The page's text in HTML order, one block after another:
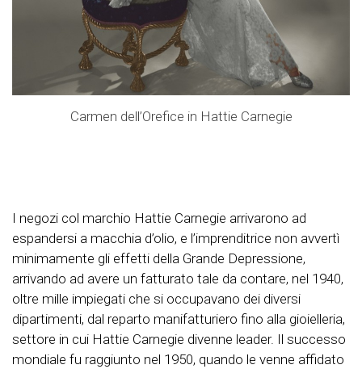
Carmen dell’Orefice in Hattie Carnegie
I negozi col marchio Hattie Carnegie arrivarono ad
espandersi a macchia d’olio, e l’imprenditrice non avvertì
minimamente gli effetti della Grande Depressione,
arrivando ad avere un fatturato tale da contare, nel 1940,
oltre mille impiegati che si occupavano dei diversi
dipartimenti, dal reparto manifatturiero fino alla gioielleria,
settore in cui Hattie Carnegie divenne leader. Il successo
mondiale fu raggiunto nel 1950, quando le venne affidato